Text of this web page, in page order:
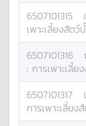
6507101315
เพาะเลี้ยงสัตว์
6507101316
: การเพาะเลี้
6507101317
การเพาะเลี้ยง